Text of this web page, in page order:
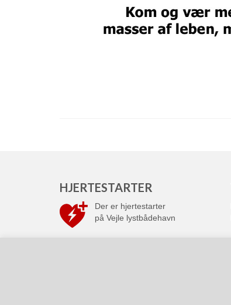
HJERTESTARTER
Der er hjertestarter
på Vejle lystbådehavn